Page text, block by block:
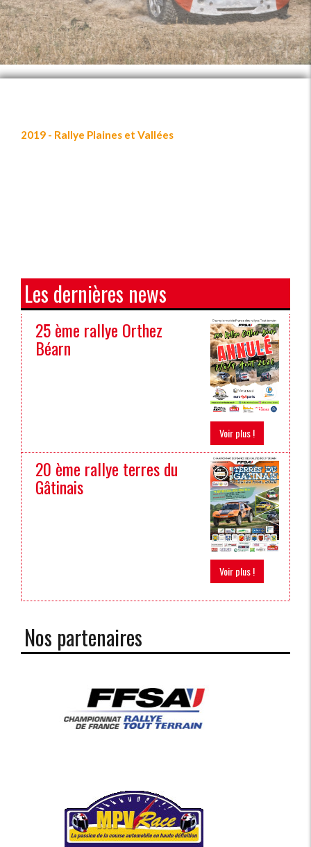
2019 - Rallye Plaines et Vallées
Les dernières news
25 ème rallye Orthez
Béarn
Voir plus !
20 ème rallye terres du
Gâtinais
Voir plus !
Nos partenaires